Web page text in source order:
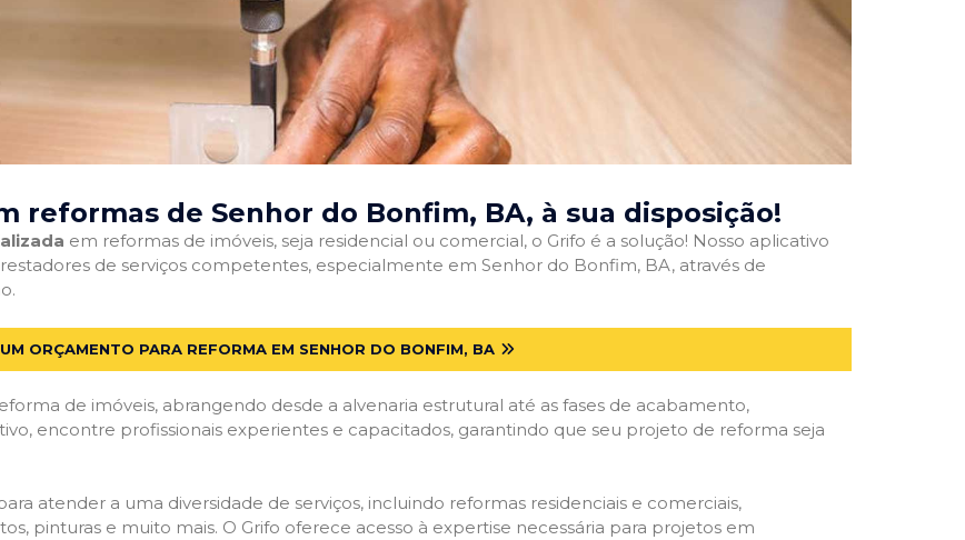
reformas de Senhor do Bonfim, BA, à sua disposição!
em reformas de imóveis, seja residencial ou comercial, o Grifo é a solução! Nosso aplicativo
de serviços competentes, especialmente em Senhor do Bonfim, BA, através de
ORÇAMENTO PARA REFORMA EM SENHOR DO BONFIM, BA
de imóveis, abrangendo desde a alvenaria estrutural até as fases de acabamento,
encontre profissionais experientes e capacitados, garantindo que seu projeto de reforma seja
atender a uma diversidade de serviços, incluindo reformas residenciais e comerciais,
pinturas e muito mais. O Grifo oferece acesso à expertise necessária para projetos em